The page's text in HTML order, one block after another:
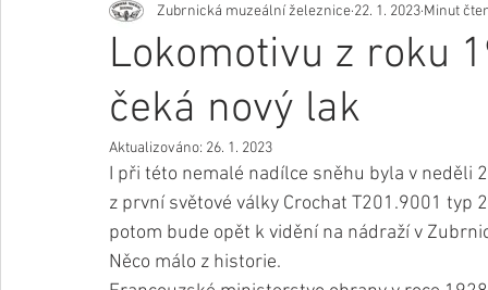
Lokomotivu z roku
čeká nový lak
Zubrnická muzeální železnice 22. 1. 2023 Minut
Aktualizováno: 26. 1. 2023
I při této nemalé nadílce sněhu byla v neděli
z první světové války Crochat T201.9001 typ
potom bude opět k vidění na nádraží v
Něco málo z historie.